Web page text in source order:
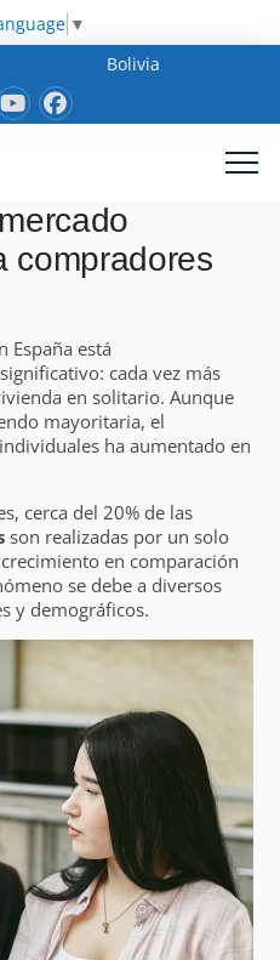
▼
Bolivia
compradores
España está
cada vez más
en solitario. Aunque
mayoritaria, el
ha aumentado en
cerca del 20% de las
son realizadas por un solo
en comparación
se debe a diversos
y demográficos.